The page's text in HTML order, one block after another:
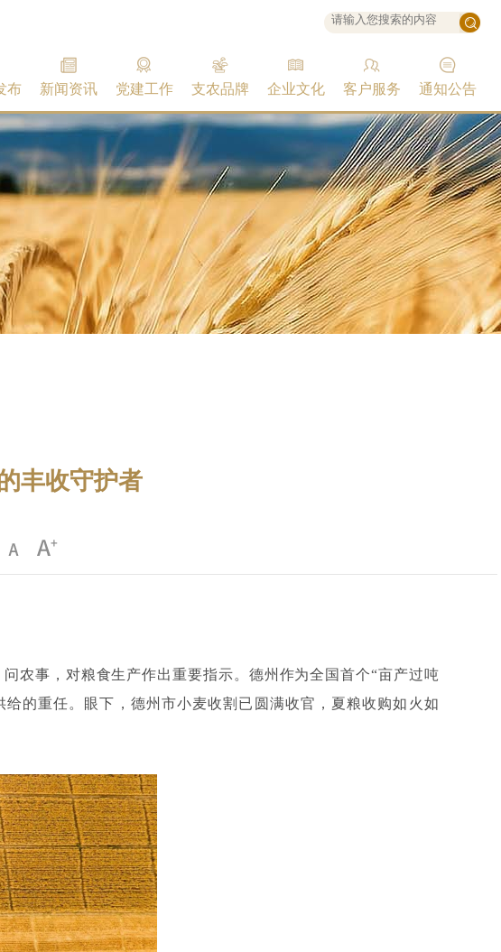
布 新闻资讯 党建工作 支农品牌 企业文化 客户服务 通知公告
丰收守护者
农事，对粮食生产作出重要指示。德州作为全国首个“亩产过吨
的重任。眼下，德州市小麦收割已圆满收官，夏粮收购如火如